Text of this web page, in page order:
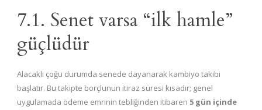
7.1. Senet varsa “ilk hamle”
güçlüdür
Alacaklı çoğu durumda senede dayanarak kambiyo takibi
başlatır. Bu takipte borçlunun itiraz süresi kısadır; genel
uygulamada ödeme emrinin tebliğinden itibaren 5 gün içinde